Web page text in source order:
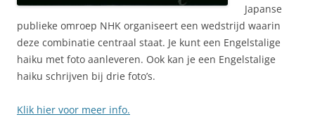
Japanse
publieke omroep NHK organiseert een wedstrijd waarin
deze combinatie centraal staat. Je kunt een Engelstalige
haiku met foto aanleveren. Ook kan je een Engelstalige
haiku schrijven bij drie foto’s.
Klik hier voor meer info.